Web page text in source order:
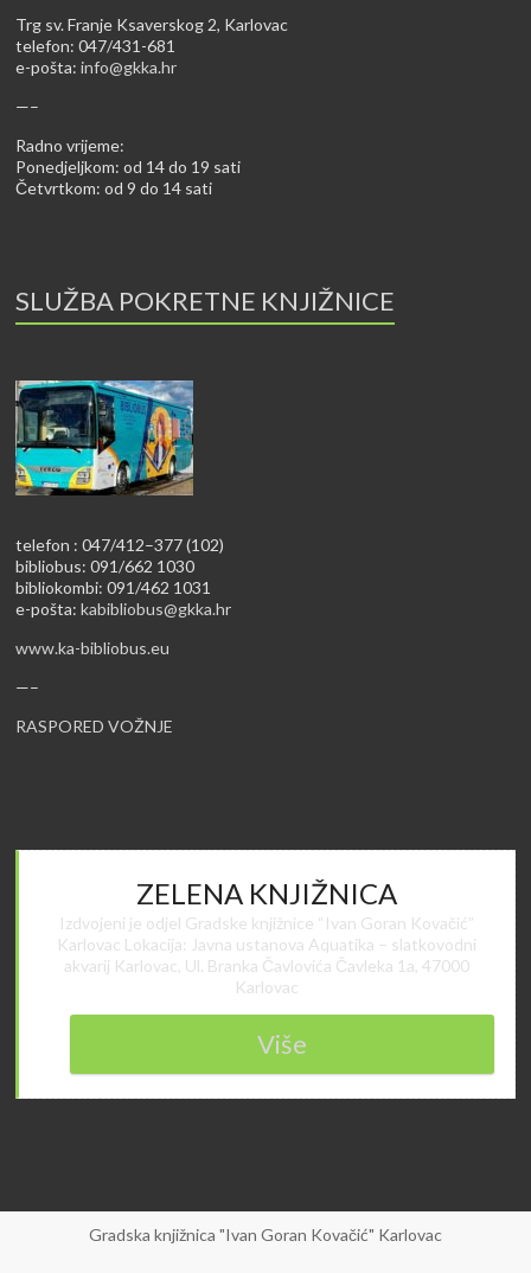
Trg sv. Franje Ksaverskog 2, Karlovac
telefon: 047/431-681
e-pošta:info@gkka.hr
—–
Radno vrijeme:
Ponedjeljkom: od 14 do 19 sati
Četvrtkom: od 9 do 14 sati
SLUŽBA POKRETNE KNJIŽNICE
telefon : 047/412–377 (102)
bibliobus: 091/662 1030
bibliokombi: 091/462 1031
e-pošta:kabibliobus@gkka.hr
www.ka-bibliobus.eu
—–
RASPORED VOŽNJE
ZELENA KNJIŽNICA
Izdvojeni je odjel Gradske knjižnice “Ivan Goran Kovačić”
Karlovac Lokacija: Javna ustanova Aquatika – slatkovodni
akvarij Karlovac, Ul. Branka Čavlovića Čavleka 1a, 47000
Karlovac
Više
Gradska knjižnica "Ivan Goran Kovačić" Karlovac